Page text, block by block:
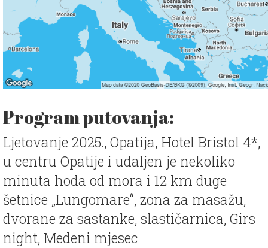
Program putovanja:
Ljetovanje 2025., Opatija, Hotel Bristol 4*,
u centru Opatije i udaljen je nekoliko
minuta hoda od mora i 12 km duge
šetnice „Lungomare“, zona za masažu,
dvorane za sastanke, slastičarnica, Girs
night, Medeni mjesec